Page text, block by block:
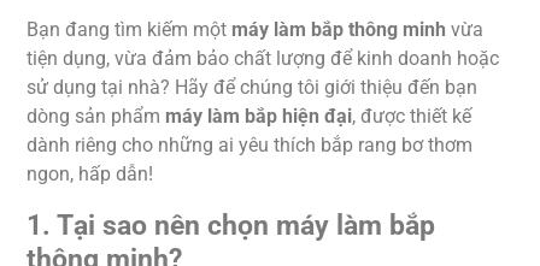
Bạn đang tìm kiếm một máy làm bắp thông minh vừa
tiện dụng, vừa đảm bảo chất lượng để kinh doanh hoặc
sử dụng tại nhà? Hãy để chúng tôi giới thiệu đến bạn
dòng sản phẩm máy làm bắp hiện đại, được thiết kế
dành riêng cho những ai yêu thích bắp rang bơ thơm
ngon, hấp dẫn!
1. Tại sao nên chọn máy làm bắp
thông minh?